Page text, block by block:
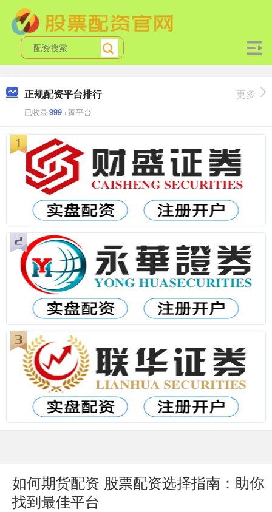
正规配资平台排行
已收录999+家平台
更多
如何期货配资 股票配资选择指南：助你
找到最佳平台